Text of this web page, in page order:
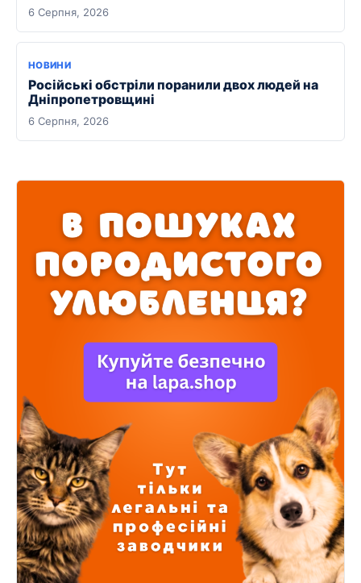
6 Серпня, 2026
НОВИНИ
Російські обстріли поранили двох людей на
Дніпропетровщині
6 Серпня, 2026